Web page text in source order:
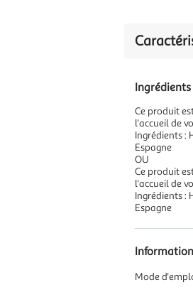
Ingrédients
Ce produit
l'accueil de
Ingrédients :
Espagne
OU
Ce produit
l'accueil de
Ingrédients :
Espagne
Mode